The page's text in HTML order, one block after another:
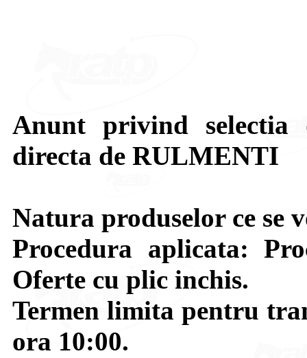
Anunt privind
directa de RULMENTI
Natura produselor ce
Procedura aplicata:
Oferte cu plic inchis.
Termen limita pentru
ora 10:00.